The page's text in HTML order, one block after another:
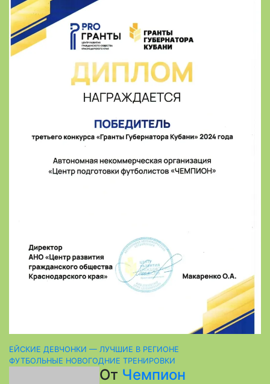
Навигация
ЕЙСКИЕ ДЕВЧОНКИ — ЛУЧШИЕ В РЕГИОНЕ
ФУТБОЛЬНЫЕ НОВОГОДНИЕ ТРЕНИРОВКИ
От Чемпион